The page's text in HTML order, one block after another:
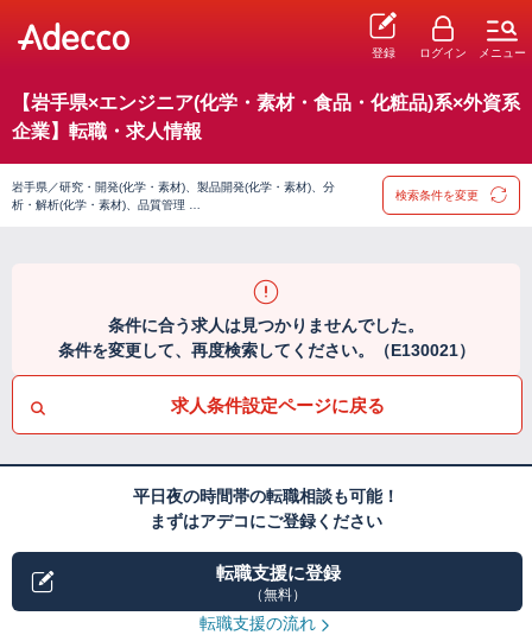
登録 ログイン メニュー
【岩手県×エンジニア(化学・素材・食品・化粧品)系×外資系
企業】転職・求人情報
岩手県／研究・開発(化学・素材)、製品開発(化学・素材)、分
析・解析(化学・素材)、品質管理 …
検索条件を変更
条件に合う求人は見つかりませんでした。
条件を変更して、再度検索してください。（E130021）
求人条件設定ページに戻る
平日夜の時間帯の転職相談も可能！
まずはアデコにご登録ください
転職支援に登録
（無料）
転職支援の流れ